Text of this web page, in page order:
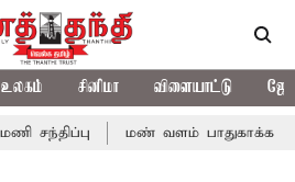
உலகம் சினிமா விளையாட்டு
மண் வளம் பாதுகாக்க ரசாயன உரம்